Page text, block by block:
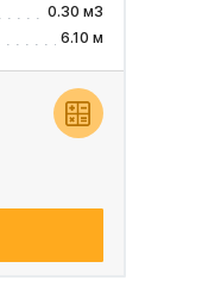
0.30 м3
6.10 м